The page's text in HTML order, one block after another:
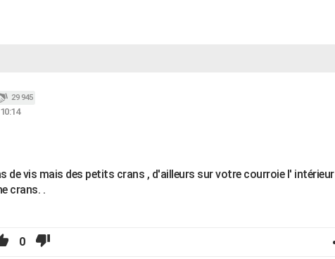
29 945
de vis mais des petits crans , d'ailleurs sur votre courroie l' intérieur
crans. .
0